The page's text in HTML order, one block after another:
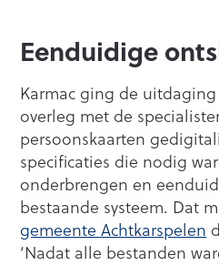
Eenduidige
Karmac ging de
overleg met de
persoonskaarten
specificaties die nodig
onderbrengen en
bestaande systeem. Dat
gemeente Achtkarspelen
‘Nadat alle bestanden